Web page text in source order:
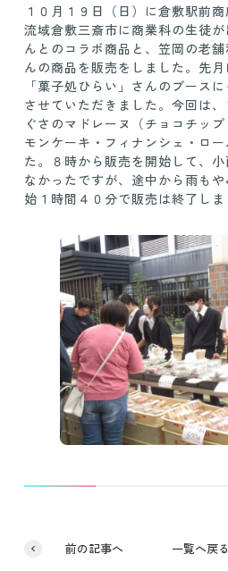
１０月１９日（日）に倉敷駅前
流域倉敷三斎市に商業科の生徒
んとのコラボ商品と、笠岡の老
んの商品を販売をしました。先
「菓子処ひらい」さんのブース
させていただきました。今回は
ぐさのマドレーヌ（チョコチッ
モンケーキ・フィナンシェ・ロ
た。８時から販売を開始して、
なかったですが、途中から雨も
始１時間４０分で販売は終了しま
前の記事へ 一覧へ戻る